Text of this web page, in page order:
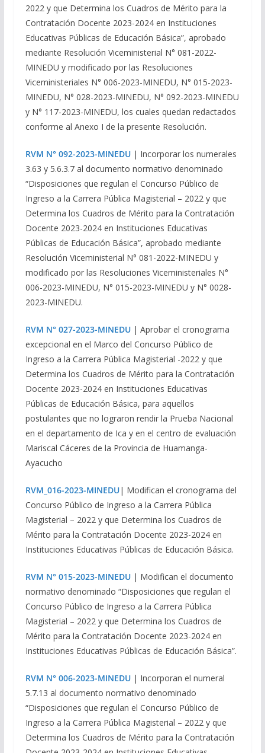
2022 y que Determina los Cuadros de Mérito para la
Contratación Docente 2023-2024 en Instituciones
Educativas Públicas de Educación Básica”, aprobado
mediante Resolución Viceministerial N° 081-2022-
MINEDU y modificado por las Resoluciones
Viceministeriales N° 006-2023-MINEDU, N° 015-2023-
MINEDU, N° 028-2023-MINEDU, N° 092-2023-MINEDU
y N° 117-2023-MINEDU, los cuales quedan redactados
conforme al Anexo I de la presente Resolución.
RVM N° 092-2023-MINEDU| Incorporar los numerales
3.63 y 5.6.3.7 al documento normativo denominado
“Disposiciones que regulan el Concurso Público de
Ingreso a la Carrera Pública Magisterial – 2022 y que
Determina los Cuadros de Mérito para la Contratación
Docente 2023-2024 en Instituciones Educativas
Públicas de Educación Básica”, aprobado mediante
Resolución Viceministerial N° 081-2022-MINEDU y
modificado por las Resoluciones Viceministeriales N°
006-2023-MINEDU, N° 015-2023-MINEDU y N° 0028-
2023-MINEDU.
RVM N° 027-2023-MINEDU | Aprobar el cronograma
excepcional en el Marco del Concurso Público de
Ingreso a la Carrera Pública Magisterial -2022 y que
Determina los Cuadros de Mérito para la Contratación
Docente 2023-2024 en Instituciones Educativas
Públicas de Educación Básica, para aquellos
postulantes que no lograron rendir la Prueba Nacional
en el departamento de Ica y en el centro de evaluación
Mariscal Cáceres de la Provincia de Huamanga-
Ayacucho
RVM_016-2023-MINEDU| Modifican el cronograma del
Concurso Público de Ingreso a la Carrera Pública
Magisterial – 2022 y que Determina los Cuadros de
Mérito para la Contratación Docente 2023-2024 en
Instituciones Educativas Públicas de Educación Básica.
RVM N° 015-2023-MINEDU| Modifican el documento
normativo denominado “Disposiciones que regulan el
Concurso Público de Ingreso a la Carrera Pública
Magisterial – 2022 y que Determina los Cuadros de
Mérito para la Contratación Docente 2023-2024 en
Instituciones Educativas Públicas de Educación Básica”.
RVM N° 006-2023-MINEDU| Incorporan el numeral
5.7.13 al documento normativo denominado
“Disposiciones que regulan el Concurso Público de
Ingreso a la Carrera Pública Magisterial – 2022 y que
Determina los Cuadros de Mérito para la Contratación